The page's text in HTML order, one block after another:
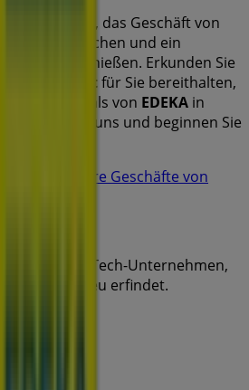
Gelegenheit, das Geschäft von
77
zu besuchen und ein
zu genießen. Erkunden Sie
Augustfür Sie bereithalten,
besten Deals von EDEKA in
Sie uns und beginnen Sie
Andere Geschäfte von
dem Tech-Unternehmen,
weltweit neu erfindet.